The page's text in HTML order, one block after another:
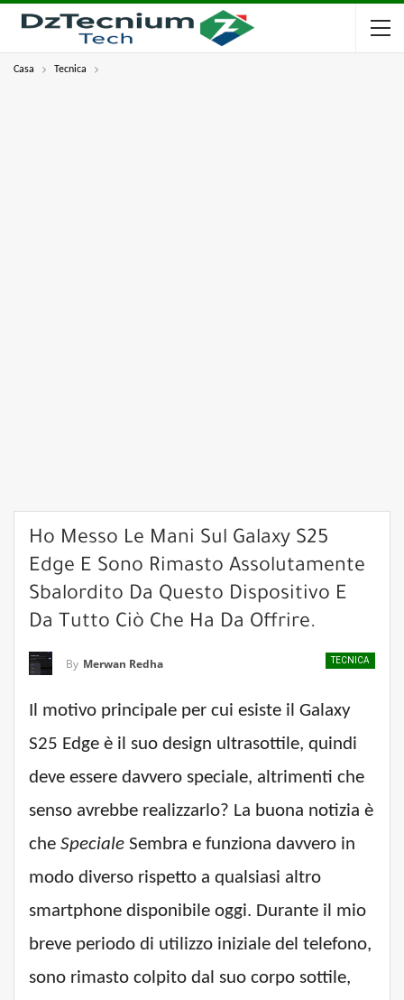
Casa Tecnica
Ho Messo Le Mani Sul Galaxy S25
Edge E Sono Rimasto Assolutamente
Sbalordito Da Questo Dispositivo E
Da Tutto Ciò Che Ha Da Offrire.
TECNICA
By Merwan Redha
Il motivo principale per cui esiste il Galaxy
S25 Edge è il suo design ultrasottile, quindi
deve essere davvero speciale, altrimenti che
senso avrebbe realizzarlo? La buona notizia è
che Speciale Sembra e funziona davvero in
modo diverso rispetto a qualsiasi altro
smartphone disponibile oggi. Durante il mio
breve periodo di utilizzo iniziale del telefono,
sono rimasto colpito dal suo corpo sottile,